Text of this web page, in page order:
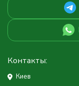
Контакты:
Киев